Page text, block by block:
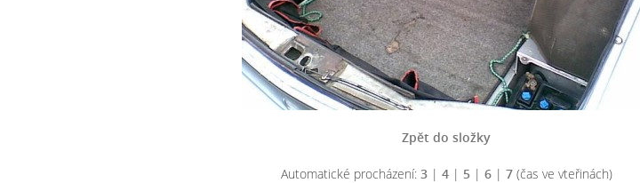
Zpět do složky
Automatické procházení: 3| 4| 5| 6| 7(čas ve vteřinách)